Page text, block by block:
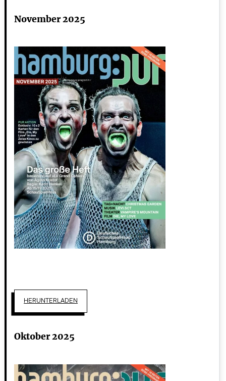
November 2025
HERUNTERLADEN
Oktober 2025